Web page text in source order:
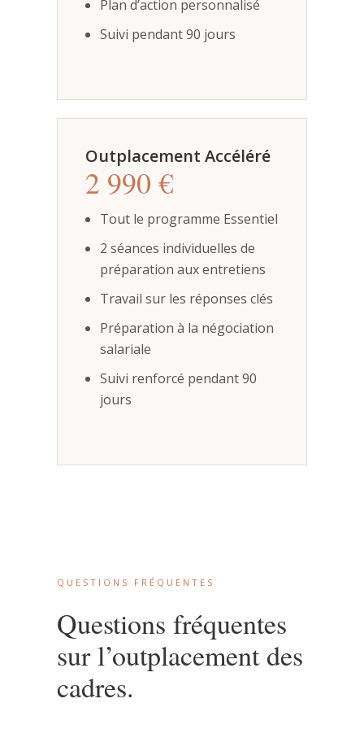
Plan d’action personnalisé
Suivi pendant 90 jours
Outplacement Accéléré
2 990 €
Tout le programme Essentiel
2 séances individuelles de
préparation aux entretiens
Travail sur les réponses clés
Préparation à la négociation
salariale
Suivi renforcé pendant 90
jours
QUESTIONS FRÉQUENTES
Questions fréquentes
sur l’outplacement des
cadres.